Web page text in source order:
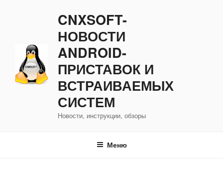
CNXSOFT-
НОВОСТИ
ANDROID-
ПРИСТАВОК И
ВСТРАИВАЕМЫХ
СИСТЕМ
Новости, инструкции, обзоры
Меню